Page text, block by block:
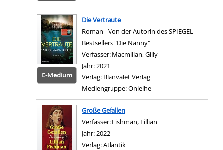
E-Medium
Die Vertraute
Roman - Von der Autorin des SPIEGEL-
Bestsellers "Die Nanny"
Verfasser: Macmillan, Gilly
Jahr:2021
Verlag: Blanvalet Verlag
Mediengruppe:Onleihe
Zum
Große Gefallen
Verfasser: Fishman, Lillian
Jahr:2022
Verlag:Atlantik